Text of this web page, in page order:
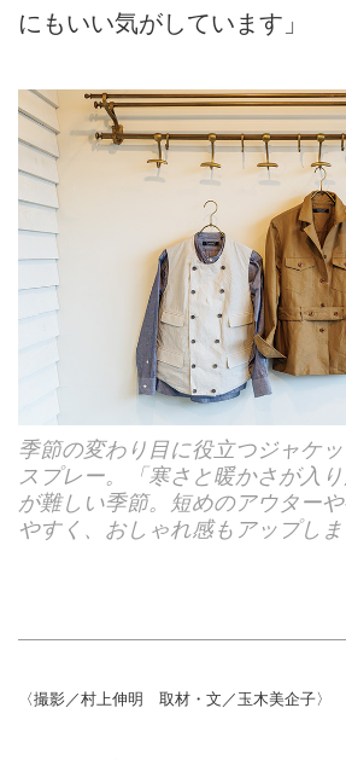
にもいい気がしています」
季節の変わり目に役立つジャケ
スプレー。「寒さと暖かさが入
が難しい季節。短めのアウター
やすく、おしゃれ感もアップしま
〈撮影／村上伸明 取材・文／玉木美企子〉